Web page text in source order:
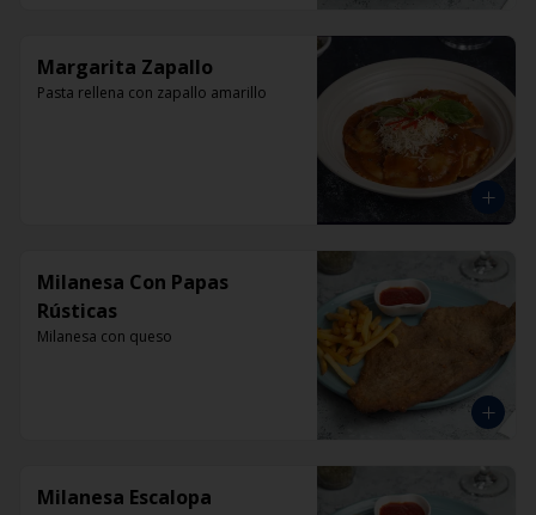
Margarita Zapallo
Pasta rellena con zapallo amarillo
Milanesa Con Papas
Rústicas
Milanesa con queso
Milanesa Escalopa